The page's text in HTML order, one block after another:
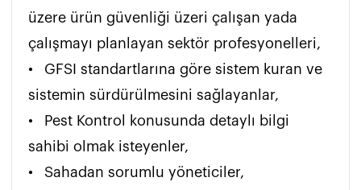
üzere ürün güvenliği üzeri çalışan yada
çalışmayı planlayan sektör profesyonelleri,
•	GFSI standartlarına göre sistem kuran ve
sistemin sürdürülmesini sağlayanlar,
•	Pest Kontrol konusunda detaylı bilgi
sahibi olmak isteyenler,
•	Sahadan sorumlu yöneticiler,